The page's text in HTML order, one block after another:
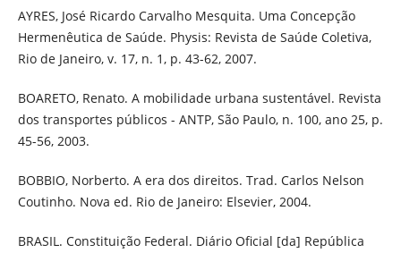
AYRES, José Ricardo Carvalho Mesquita. Uma Concepção
Hermenêutica de Saúde. Physis: Revista de Saúde Coletiva,
Rio de Janeiro, v. 17, n. 1, p. 43-62, 2007.
BOARETO, Renato. A mobilidade urbana sustentável. Revista
dos transportes públicos - ANTP, São Paulo, n. 100, ano 25, p.
45-56, 2003.
BOBBIO, Norberto. A era dos direitos. Trad. Carlos Nelson
Coutinho. Nova ed. Rio de Janeiro: Elsevier, 2004.
BRASIL. Constituição Federal. Diário Oficial [da] República